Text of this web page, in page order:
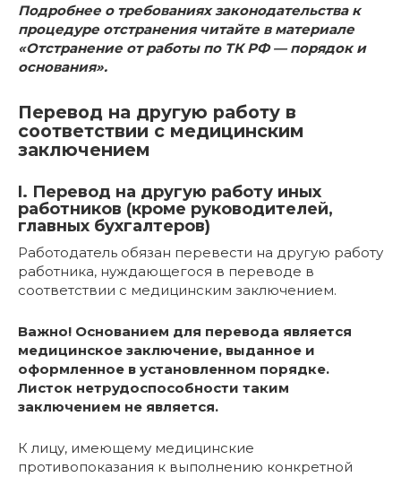
Подробнее о требованиях законодательства к
процедуре отстранения читайте в материале
«Отстранение от работы по ТК РФ — порядок и
основания».
Перевод на другую работу в
соответствии с медицинским
заключением
I. Перевод на другую работу иных
работников (кроме руководителей,
главных бухгалтеров)
Работодатель обязан перевести на другую работу
работника, нуждающегося в переводе в
соответствии с медицинским заключением.
Важно! Основанием для перевода является
медицинское заключение, выданное и
оформленное в установленном порядке.
Листок нетрудоспособности таким
заключением не является.
К лицу, имеющему медицинские
противопоказания к выполнению конкретной